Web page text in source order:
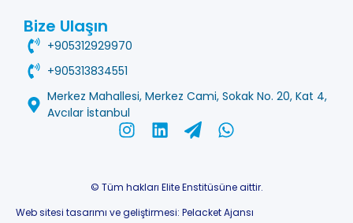
Bize Ulaşın
+905312929970
+905313834551
Merkez Mahallesi, Merkez Cami, Sokak No. 20, Kat 4,
Avcılar İstanbul
© Tüm hakları Elite Enstitüsüne aittir.
Web sitesi tasarımı ve geliştirmesi: Pelacket Ajansı